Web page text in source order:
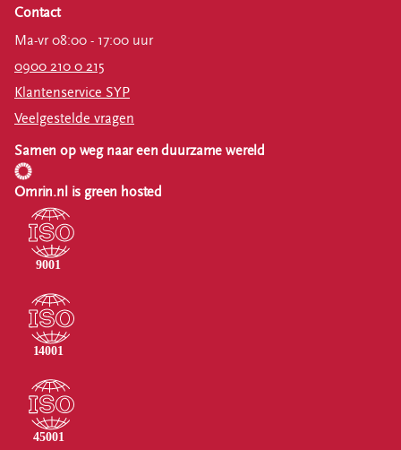
Contact
Ma-vr 08:00 - 17:00 uur
0900 210 0 215
Klantenservice SYP
Veelgestelde vragen
Samen op weg naar een duurzame wereld
Omrin.nl is green hosted